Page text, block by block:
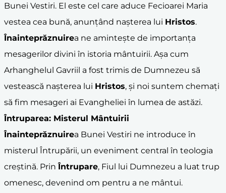
Bunei Vestiri. El este cel care aduce Fecioarei Maria
vestea cea bună, anunțând nașterea lui Hristos.
Înainteprăznuirea ne amintește de importanța
mesagerilor divini în istoria mântuirii. Așa cum
Arhanghelul Gavriil a fost trimis de Dumnezeu să
vestească nașterea lui Hristos, și noi suntem chemați
să fim mesageri ai Evangheliei în lumea de astăzi.
Întruparea: Misterul Mântuirii
Înainteprăznuirea Bunei Vestiri ne introduce în
misterul Întrupării, un eveniment central în teologia
creștină. PrinÎntrupare, Fiul lui Dumnezeu a luat trup
omenesc, devenind om pentru a ne mântui.